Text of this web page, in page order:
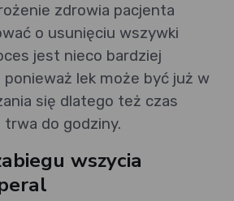
zdrowia pacjenta
o usunięciu wszywki
jest nieco bardziej
ponieważ lek może być już w
się dlatego też czas
do godziny.
wszycia